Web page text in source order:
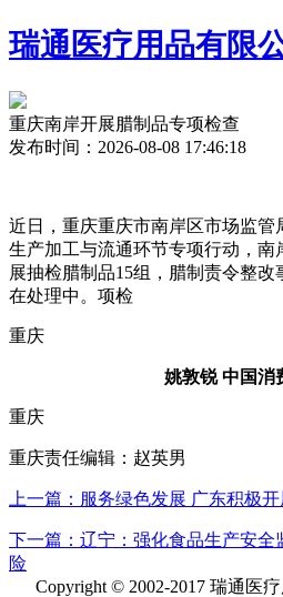
瑞通医疗用品有限
重庆南岸开展腊制品专项检查
发布时间：2026-08-08 17:46:18
近日，重庆重庆市南岸区市场监管
生产加工与流通环节专项行动，南
展抽检腊制品15组，腊制责令整改
在处理中。项检
重庆
姚敦锐 中国消
重庆
重庆责任编辑：赵英男
上一篇：服务绿色发展 广东积极
下一篇：辽宁：强化食品生产安全
险
Copyright © 2002-2017 瑞通医